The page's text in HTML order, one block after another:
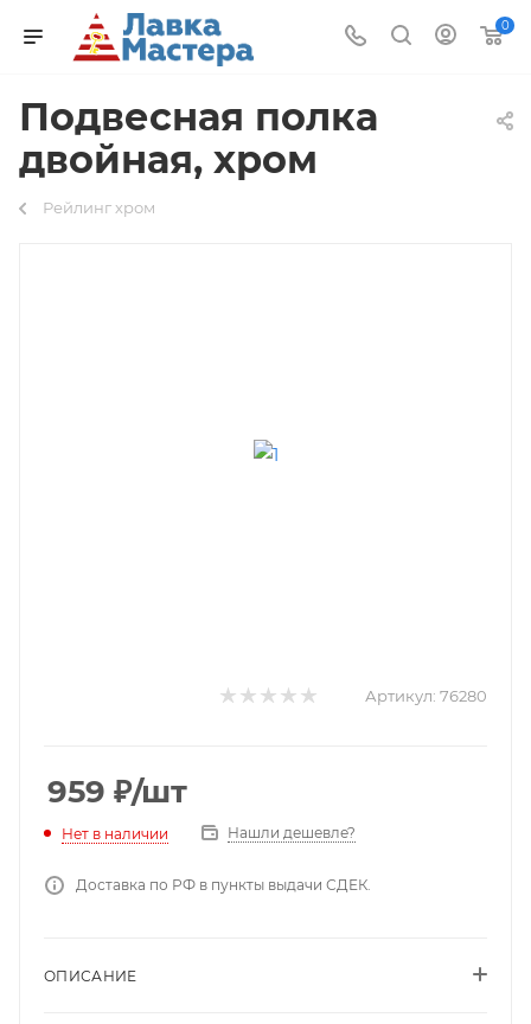
0
Подвесная полка
двойная, хром
Рейлинг хром
Артикул: 76280
959 ₽/шт
Нет в наличии Нашли дешевле?
Доставка по РФ в пункты выдачи СДЕК.
ОПИСАНИЕ